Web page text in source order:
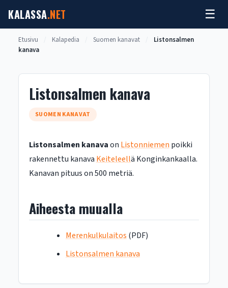
sisältöön
KALASSA.NET ☰
Etusivu Kalapedia Suomen kanavat
Listonsalmen
kanava
Listonsalmen kanava
SUOMEN KANAVAT
Listonsalmen kanavaon Listonniemen poikki
rakennettu kanava Keiteleellä Konginkankaalla.
Kanavan pituus on 500 metriä.
Aiheesta muualla
Merenkulkulaitos (PDF)
Listonsalmen kanava